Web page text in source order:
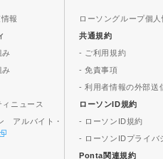
報
み
み
ニュース
アルバイト・
ローソングループ個
共通規約
- ご利用規約
- 免責事項
- 利用者情報の外部送
ローソンID規約
- ローソンID規約
- ローソンIDプライバ
Ponta関連規約